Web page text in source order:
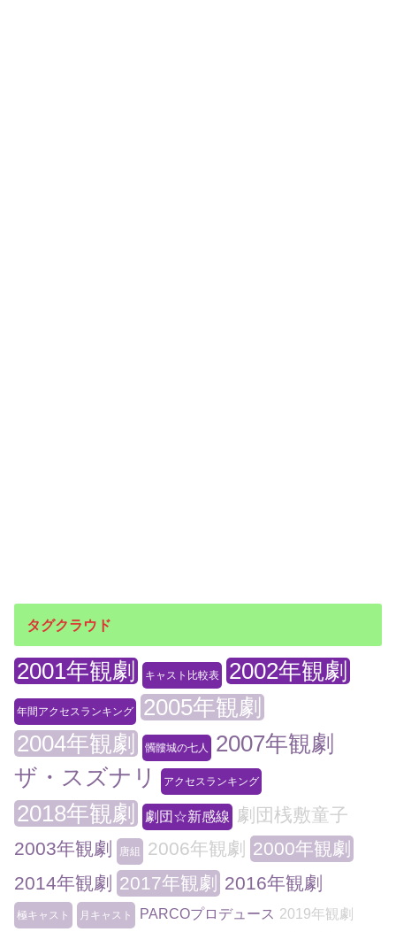
タグクラウド
2001年観劇 キャスト比較表 2002年観劇
年間アクセスランキング
2005年観劇
2004年観劇
髑髏城の七人
2007年観劇
ザ・スズナリ
アクセスランキング
2018年観劇 劇団☆新感線
劇団桟敷童子
2003年観劇
唐組 2006年観劇
2000年観劇
2014年観劇 2017年観劇 2016年観劇
極キャスト 月キャスト PARCOプロデュース 2019年観劇